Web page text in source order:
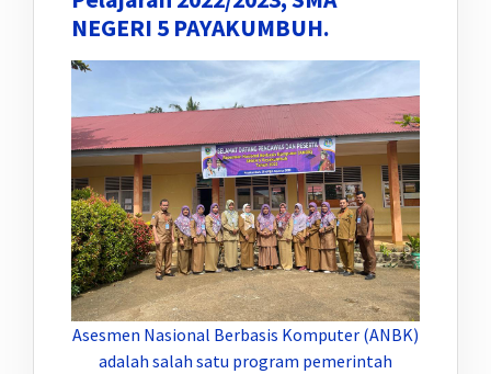
NEGERI 5 PAYAKUMBUH.
Asesmen Nasional Berbasis Komputer (ANBK)
adalah salah satu program pemerintah